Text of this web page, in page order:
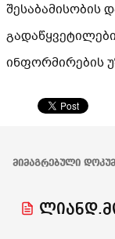
შესაბამისობის
ინფორმირების
ᲛᲘᲛᲐᲒᲠᲔᲑᲣᲚᲘ